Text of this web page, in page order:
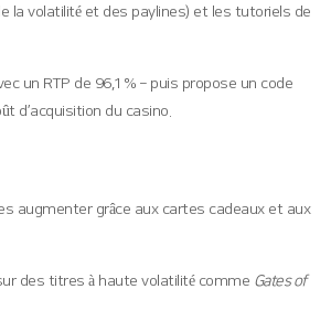
la volatilité et des paylines) et les tutoriels de
un RTP de 96,1 % – puis propose un code
d’acquisition du casino.
augmenter grâce aux cartes cadeaux et aux
des titres à haute volatilité comme Gates of